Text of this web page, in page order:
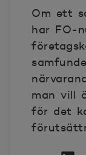
Om ett
har FO-
man vill
för det